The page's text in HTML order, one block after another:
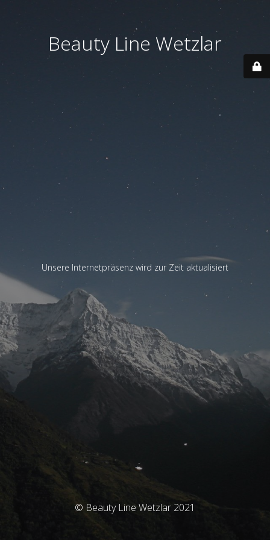
Beauty Line Wetzlar
Unsere Internetpräsenz wird zur Zeit aktualisiert
© Beauty Line Wetzlar 2021